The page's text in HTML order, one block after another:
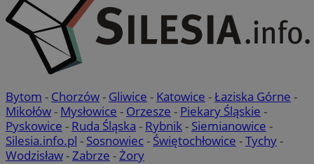
Bytom - Chorzów- Gliwice - Katowice -Łaziska Górne -
Mikołów- Mysłowice - Orzesze - Piekary Śląskie -
Pyskowice - Ruda Śląska - Rybnik- Siemianowice -
Silesia.info.pl - Sosnowiec- Świętochłowice -Tychy-
Wodzisław-Zabrze -Żory